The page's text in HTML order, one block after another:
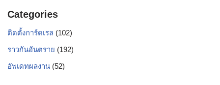
Categories
ติดตั้งการ์ดเรล (102)
ราวกันอันตราย (192)
อัพเดทผลงาน (52)